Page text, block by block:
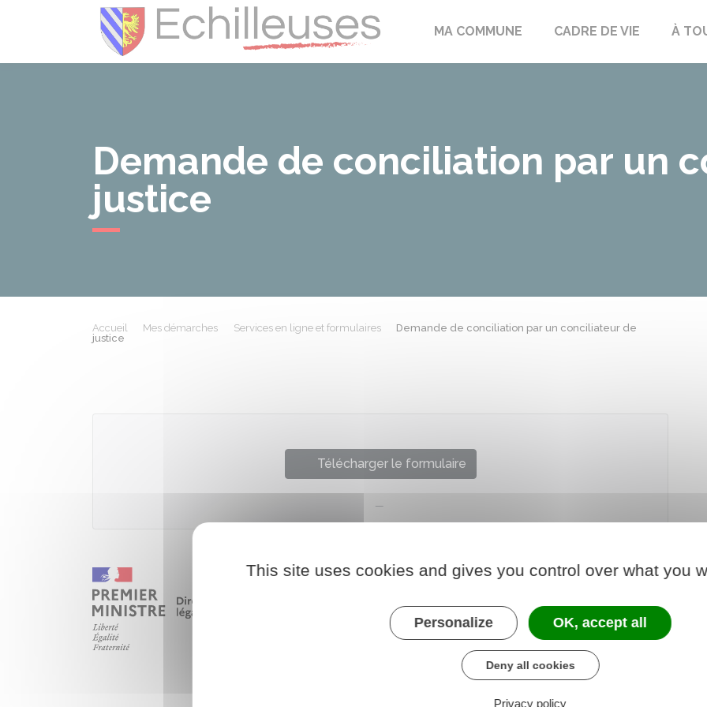
ÉchilleusesMA COMMUNE CADRE DE VIE À
Demande de conciliation par un
justice
Accueil Mes démarches Services en ligne et formulaires
Demande de conciliation par un conciliateur de
justice
Télécharger le formulaire
This site uses cookies and gives you control over what you
Personalize OK, accept all
Deny all cookies
Privacy policy